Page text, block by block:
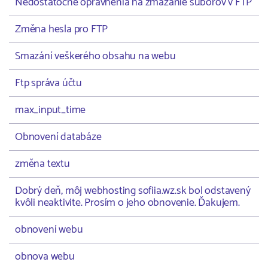
Změna hesla pro FTP
Smazání veškerého obsahu na webu
Ftp správa účtu
max_input_time
Obnovení databáze
změna textu
Dobrý deň, môj webhosting sofiia.wz.sk bol odstavený
kvôli neaktivite. Prosím o jeho obnovenie. Ďakujem.
obnovení webu
obnova webu